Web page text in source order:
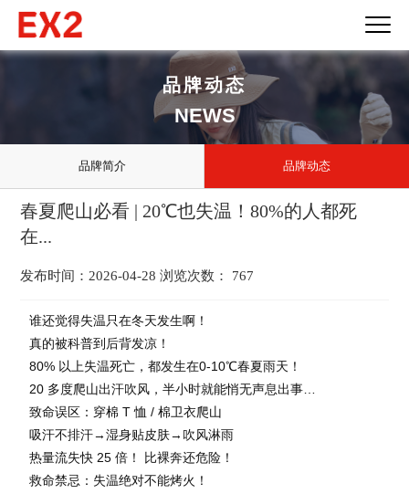
品牌动态
NEWS
品牌简介 品牌动态
春夏爬山必看 | 20℃也失温！80%的人都死
在...
发布时间：2026-04-28 浏览次数： 767
谁还觉得失温只在冬天发生啊！
真的被科普到后背发凉！
80% 以上失温死亡，都发生在0-10℃春夏雨天！
20 多度爬山出汗吹风，半小时就能悄无声息出事…
致命误区：穿棉 T 恤 / 棉卫衣爬山
吸汗不排汗→湿身贴皮肤→吹风淋雨
热量流失快 25 倍！ 比裸奔还危险！
救命禁忌：失温绝对不能烤火！